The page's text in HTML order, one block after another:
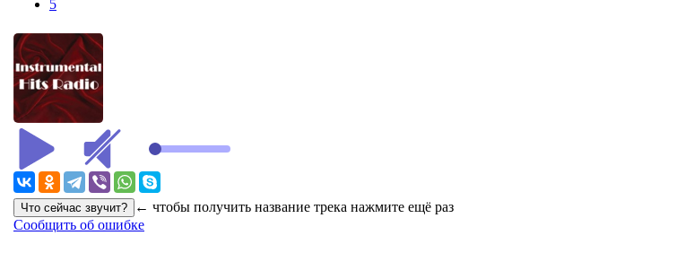
5
← чтобы получить название трека нажмите ещё раз
Сообщить об ошибке